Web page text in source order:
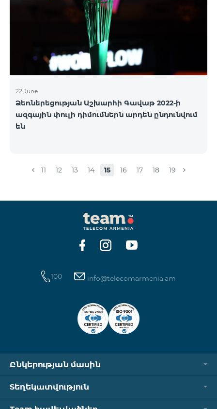
22 June
Ձեռներեցության Աշխարհի Գավաթ 2022-ի
ազգային փուլի դիմումներն արդեն ընդունվում
են
11 12 13 14 15 16 17 18 19
100 info@telecomarmenia.am
Ընկերության մասին
Տեղեկատվություն